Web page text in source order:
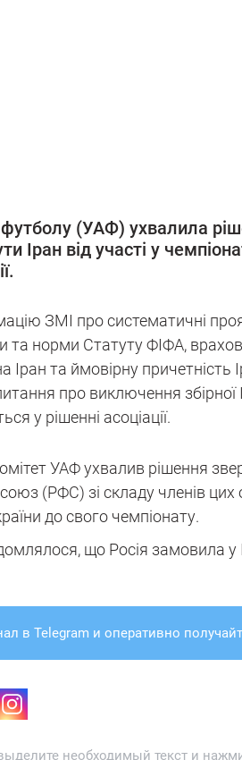
футболу (УАФ) ухвалила
Іран від участі у
ЗМІ про систематичні
та норми Статуту ФІФА,
Іран та ймовірну причетність
про виключення збірної
у рішенні асоціації.
УАФ ухвалив рішення
(РФС) зі складу членів цих
до свого чемпіонату.
що Росія замовила у
в Telegram и оперативно
необходимый текст и